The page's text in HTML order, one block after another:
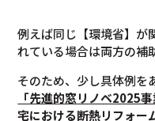
例えば同じ【環境省】が
れている場合は両方の補
そのため、少し具体例を
「先進的窓リノベ2025事
宅における断熱リフォー